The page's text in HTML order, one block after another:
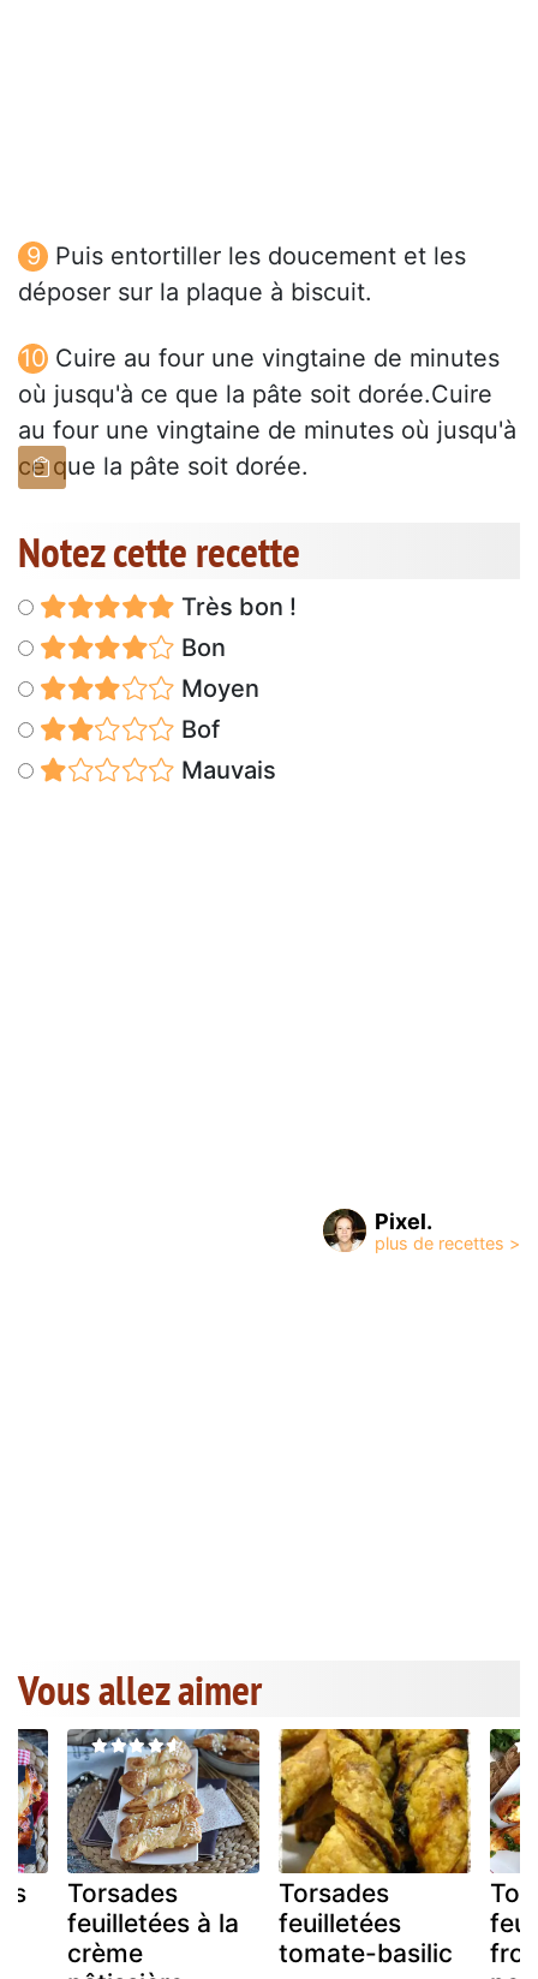
Puis entortiller les doucement et les
déposer sur la plaque à biscuit.
Cuire au four une vingtaine de minutes
où jusqu'à ce que la pâte soit dorée.Cuire
au four une vingtaine de minutes où jusqu'à
ce que la pâte soit dorée.
Notez cette recette
Très bon !
Bon
Moyen
Bof
Mauvais
Pixel.
Vous allez aimer
Torsades
feuilletées à la
crème
Torsades
feuilletées
tomate-basilic